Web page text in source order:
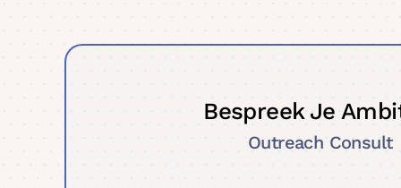
Bespreek Je
Outreach Consult